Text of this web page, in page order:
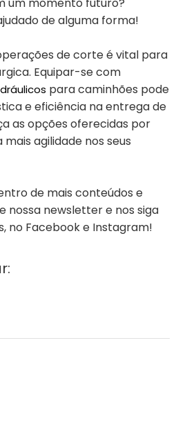
de alguma forma!
de corte é vital para
Equipar-se com
para caminhões pode
e eficiência na entrega de
as opções oferecidas por
mais agilidade nos seus
de mais conteúdos e
nossa newsletter e nos siga
no Facebook e Instagram!